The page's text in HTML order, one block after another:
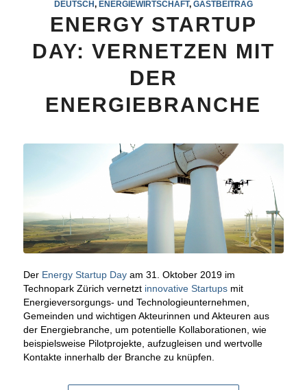
DEUTSCH, ENERGIEWIRTSCHAFT, GASTBEITRAG
ENERGY STARTUP
DAY: VERNETZEN MIT
DER
ENERGIEBRANCHE
Der Energy Startup Dayam 31. Oktober 2019 im
Technopark Zürich vernetzt innovative Startupsmit
Energieversorgungs- und Technologieunternehmen,
Gemeinden und wichtigen Akteurinnen und Akteuren aus
der Energiebranche, um potentielle Kollaborationen, wie
beispielsweise Pilotprojekte, aufzugleisen und wertvolle
Kontakte innerhalb der Branche zu knüpfen.